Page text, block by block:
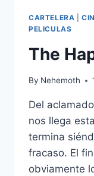
CARTELERA |
PELICULAS
The
By Nehemoth
Del
nos llega
termina
fracaso. El
obviamente